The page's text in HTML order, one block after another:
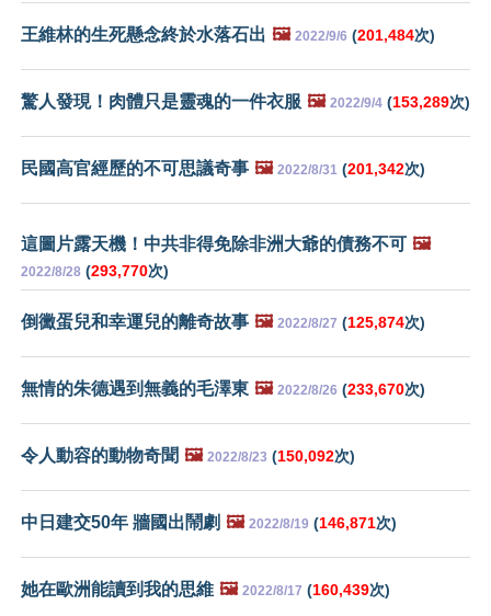
王維林的生死懸念終於水落石出 🖼️ 2022/9/6 (201,484次)
驚人發現！肉體只是靈魂的一件衣服 🖼️ 2022/9/4 (153,289次)
民國高官經歷的不可思議奇事 🖼️ 2022/8/31 (201,342次)
這圖片露天機！中共非得免除非洲大爺的債務不可 🖼️
2022/8/28 (293,770次)
倒黴蛋兒和幸運兒的離奇故事 🖼️ 2022/8/27 (125,874次)
無情的朱德遇到無義的毛澤東 🖼️ 2022/8/26 (233,670次)
令人動容的動物奇聞 🖼️ 2022/8/23 (150,092次)
中日建交50年 牆國出鬧劇 🖼️ 2022/8/19 (146,871次)
她在歐洲能讀到我的思維 🖼️ 2022/8/17 (160,439次)